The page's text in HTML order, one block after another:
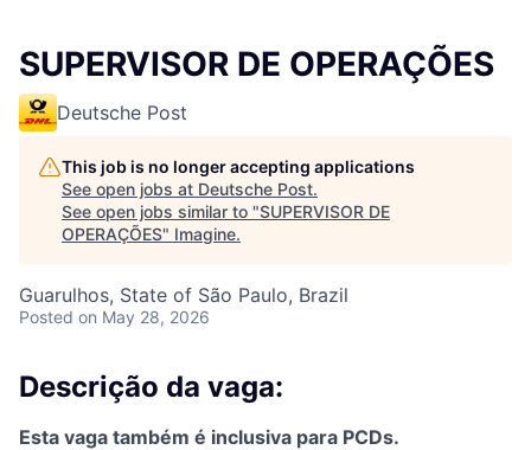
SUPERVISOR DE OPERAÇÕES
Deutsche Post
This job is no longer accepting applications
See open jobs at Deutsche Post.
See open jobs similar to "SUPERVISOR DE
OPERAÇÕES" Imagine.
Guarulhos, State of São Paulo, Brazil
Posted on May 28, 2026
Descrição da vaga:
Esta vaga também é inclusiva para PCDs.